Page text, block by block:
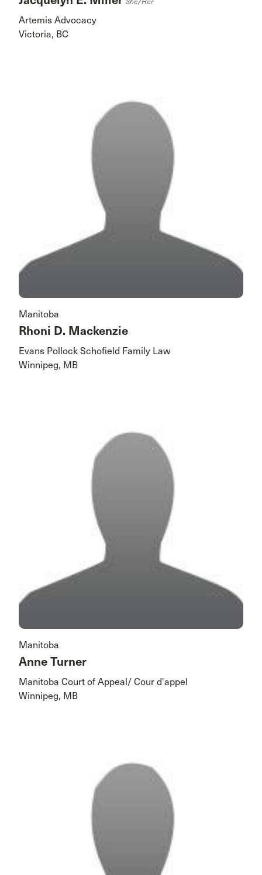
She/her
Artemis Advocacy
Victoria, BC
Manitoba
Rhoni D. Mackenzie
Evans Pollock Schofield Family Law
Winnipeg, MB
Manitoba
Anne Turner
Manitoba Court of Appeal/ Cour d'appel
Winnipeg, MB